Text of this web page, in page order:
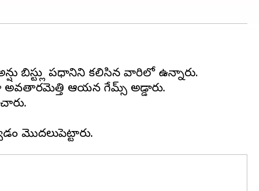
ప్రధానిని కలిసిన వారిలో ఉన్నారు.
అవతారమెత్తి ఆయన గేమ్స్ అడ్డారు.